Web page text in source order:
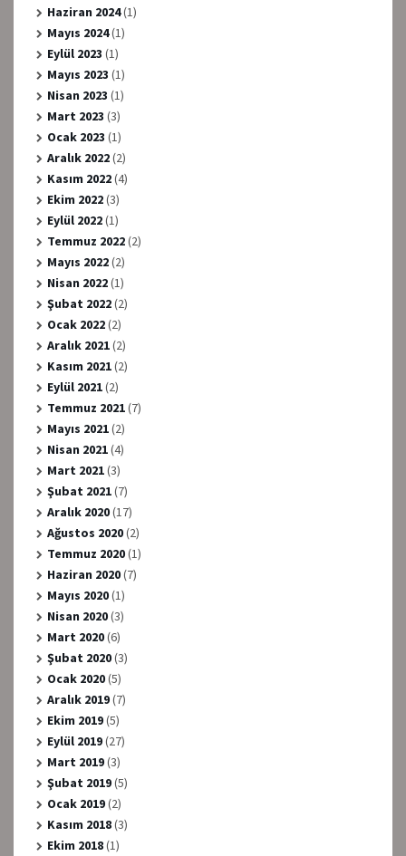
Haziran 2024(1)
Mayıs 2024(1)
Eylül 2023 (1)
Mayıs 2023 (1)
Nisan 2023 (1)
Mart 2023 (3)
Ocak 2023 (1)
Aralık 2022(2)
Kasım 2022(4)
Ekim 2022(3)
Eylül 2022(1)
Temmuz 2022(2)
Mayıs 2022(2)
Nisan 2022(1)
Şubat 2022(2)
Ocak 2022(2)
Aralık 2021(2)
Kasım 2021(2)
Eylül 2021(2)
Temmuz 2021(7)
Mayıs 2021(2)
Nisan 2021(4)
Mart 2021(3)
Şubat 2021(7)
Aralık 2020(17)
Ağustos 2020(2)
Temmuz 2020(1)
Haziran 2020(7)
Mayıs 2020(1)
Nisan 2020(3)
Mart 2020(6)
Şubat 2020(3)
Ocak 2020(5)
Aralık 2019(7)
Ekim 2019(5)
Eylül 2019(27)
Mart 2019(3)
Şubat 2019(5)
Ocak 2019(2)
Kasım 2018(3)
Ekim 2018(1)